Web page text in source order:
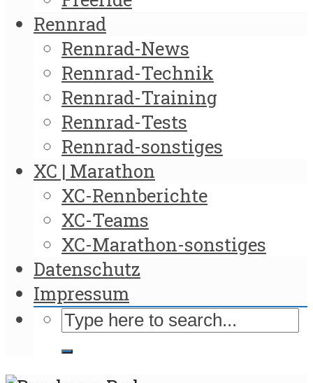
Rennrad
Rennrad-News
Rennrad-Technik
Rennrad-Training
Rennrad-Tests
Rennrad-sonstiges
XC | Marathon
XC-Rennberichte
XC-Teams
XC-Marathon-sonstiges
Datenschutz
Impressum